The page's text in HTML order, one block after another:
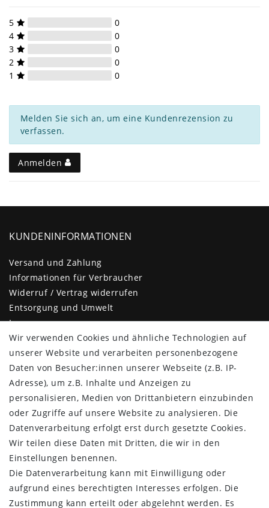
5
0
4
0
3
0
2
0
1
0
Melden Sie sich an, um eine Kundenrezension zu
verfassen.
Anmelden
KUNDENINFORMATIONEN
Versand und Zahlung
Informationen für Verbraucher
Widerruf / Vertrag widerrufen
Entsorgung und Umwelt
Impressum
Daten­schutz­erklärung
AGB
Barrierefreiheitserklärung
Kontakt
KUNDENBEREICH
Login
Registrieren
KUNDENSERVICE
Infocenter
Wir verwenden Cookies und ähnliche Technologien auf
unserer Website und verarbeiten personenbezogene
Daten von Besucher:innen unserer Webseite (z.B. IP-
Adresse), um z.B. Inhalte und Anzeigen zu
personalisieren, Medien von Drittanbietern einzubinden
oder Zugriffe auf unsere Website zu analysieren. Die
Datenverarbeitung erfolgt erst durch gesetzte Cookies.
Wir teilen diese Daten mit Dritten, die wir in den
Einstellungen benennen.
Die Datenverarbeitung kann mit Einwilligung oder
aufgrund eines berechtigten Interesses erfolgen. Die
Zustimmung kann erteilt oder abgelehnt werden. Es